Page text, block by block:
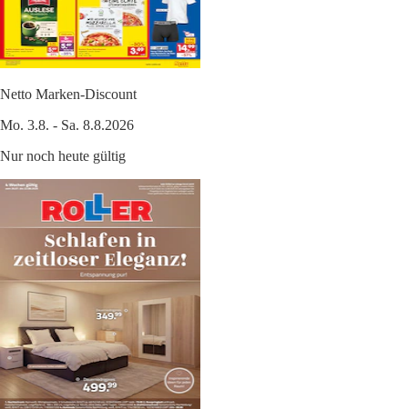
Netto Marken-Discount
Mo. 3.8. - Sa. 8.8.2026
Nur noch heute gültig